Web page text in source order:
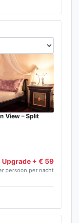
View – Split
Upgrade + € 59
persoon per nacht